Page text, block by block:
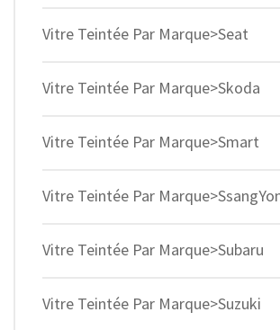
Vitre Teintée Par Marque>Seat
Vitre Teintée Par Marque>Skoda
Vitre Teintée Par Marque>Smart
Vitre Teintée Par
Vitre Teintée Par Marque>Subaru
Vitre Teintée Par Marque>Suzuki